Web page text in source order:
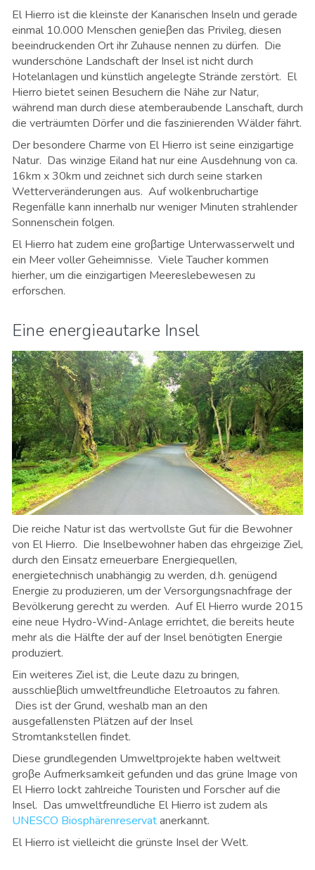
El Hierro ist die kleinste der Kanarischen Inseln und gerade
einmal 10.000 Menschen genieβen das Privileg, diesen
beeindruckenden Ort ihr Zuhause nennen zu dürfen. Die
wunderschöne Landschaft der Insel ist nicht durch
Hotelanlagen und künstlich angelegte Strände zerstört. El
Hierro bietet seinen Besuchern die Nähe zur Natur,
während man durch diese atemberaubende Lanschaft, durch
die verträumten Dörfer und die faszinierenden Wälder fährt.
Der besondere Charme von El Hierro ist seine einzigartige
Natur. Das winzige Eiland hat nur eine Ausdehnung von ca.
16km x 30km und zeichnet sich durch seine starken
Wetterveränderungen aus. Auf wolkenbruchartige
Regenfälle kann innerhalb nur weniger Minuten strahlender
Sonnenschein folgen.
El Hierro hat zudem eine groβartige Unterwasserwelt und
ein Meer voller Geheimnisse. Viele Taucher kommen
hierher, um die einzigartigen Meereslebewesen zu
erforschen.
Eine energieautarke Insel
Die reiche Natur ist das wertvollste Gut für die Bewohner
von El Hierro. Die Inselbewohner haben das ehrgeizige Ziel,
durch den Einsatz erneuerbare Energiequellen,
energietechnisch unabhängig zu werden, d.h. genügend
Energie zu produzieren, um der Versorgungsnachfrage der
Bevölkerung gerecht zu werden. Auf El Hierro wurde 2015
eine neue Hydro-Wind-Anlage errichtet, die bereits heute
mehr als die Hälfte der auf der Insel benötigten Energie
produziert.
Ein weiteres Ziel ist, die Leute dazu zu bringen,
ausschlieβlich umweltfreundliche Eletroautos zu fahren.
Dies ist der Grund, weshalb man an den
ausgefallensten Plätzen auf der Insel
Stromtankstellen findet.
Diese grundlegenden Umweltprojekte haben weltweit
groβe Aufmerksamkeit gefunden und das grüne Image von
El Hierro lockt zahlreiche Touristen und Forscher auf die
Insel. Das umweltfreundliche El Hierro ist zudem als
UNESCO Biosphärenreservatanerkannt.
El Hierro ist vielleicht die grünste Insel der Welt.